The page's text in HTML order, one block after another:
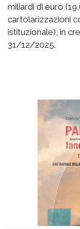
miliardi di euro
cartolarizzazioni
istituzionale), in
31/12/2025.